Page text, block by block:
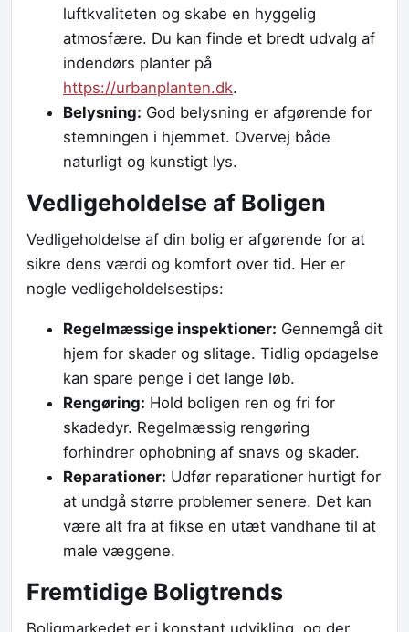
luftkvaliteten og skabe en hyggelig
atmosfære. Du kan finde et bredt udvalg af
indendørs planter på
https://urbanplanten.dk.
Belysning: God belysning er afgørende for
stemningen i hjemmet. Overvej både
naturligt og kunstigt lys.
Vedligeholdelse af Boligen
Vedligeholdelse af din bolig er afgørende for at
sikre dens værdi og komfort over tid. Her er
nogle vedligeholdelsestips:
Regelmæssige inspektioner: Gennemgå dit
hjem for skader og slitage. Tidlig opdagelse
kan spare penge i det lange løb.
Rengøring: Hold boligen ren og fri for
skadedyr. Regelmæssig rengøring
forhindrer ophobning af snavs og skader.
Reparationer: Udfør reparationer hurtigt for
at undgå større problemer senere. Det kan
være alt fra at fikse en utæt vandhane til at
male væggene.
Fremtidige Boligtrends
Boligmarkedet er i konstant udvikling, og der